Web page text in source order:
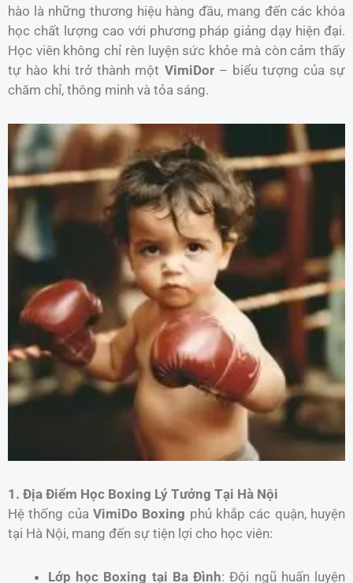
hào là những thương hiệu hàng đầu, mang đến các khóa
học chất lượng cao với phương pháp giảng dạy hiện đại.
Học viên không chỉ rèn luyện sức khỏe mà còn cảm thấy
tự hào khi trở thành một VimiDor– biểu tượng của sự
chăm chỉ, thông minh và tỏa sáng.
1. Địa Điểm Học Boxing Lý Tưởng Tại Hà Nội
Hệ thống của VimiDo Boxing phủ khắp các quận, huyện
tại Hà Nội, mang đến sự tiện lợi cho học viên:
Lớp học Boxing tại Ba Đình: Đội ngũ huấn luyện